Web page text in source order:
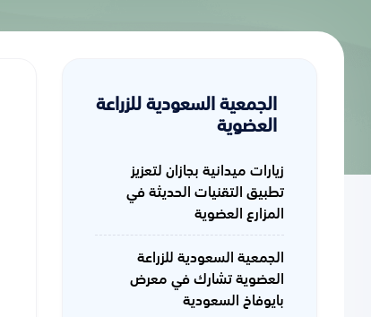
الجمعية السعودية للزراعة
العضوية
زيارات ميدانية بجازان لتعزيز
تطبيق التقنيات الحديثة في
المزارع العضوية
الجمعية السعودية للزراعة
العضوية تشارك في معرض
بايوفاخ السعودية